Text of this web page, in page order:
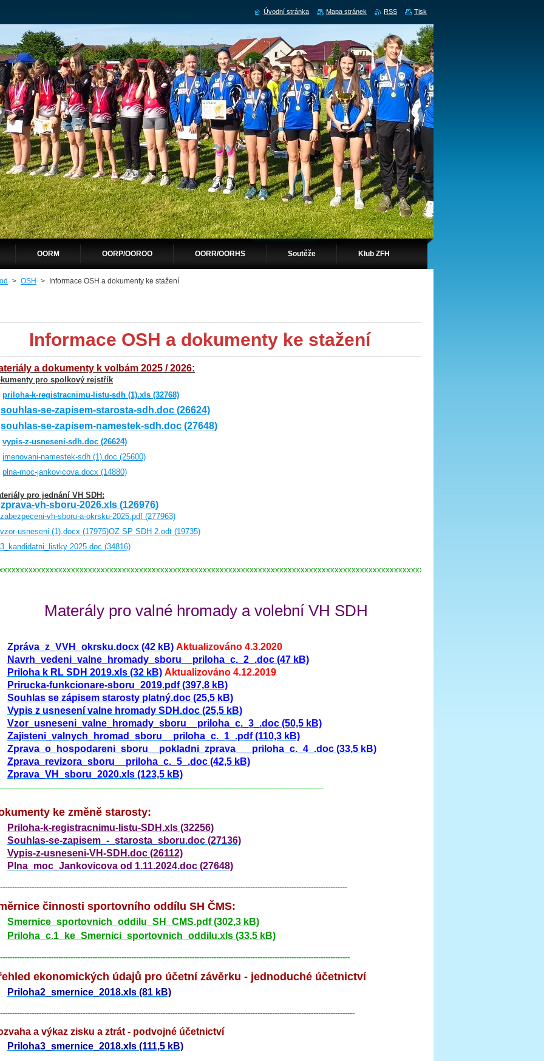
OORM OORP/OOROO OORR/OORHS Soutěže Klub ZFH
> OSH > Informace OSH a dokumenty ke stažení
Informace OSH a dokumenty ke stažení
a dokumenty k volbám 2025 / 2026:
pro spolkový rejstřík
priloha-k-registracnimu-listu-sdh (1).xls (32768)
souhlas-se-zapisem-starosta-sdh.doc (26624)
souhlas-se-zapisem-namestek-sdh.doc (27648)
vypis-z-usneseni-sdh.doc (26624)
jmenovani-namestek-sdh (1).doc (25600)
plna-moc-jankovicova.docx (14880)
pro jednání VH SDH:
zprava-vh-sboru-2026.xls (126976)
zabezpeceni-vh-sboru-a-okrsku-2025.pdf (277963)
vzor-usneseni (1).docx (17975)OZ SP SDH 2.odt (19735)
3_kandidatni_listky 2025.doc (34816)
Materály pro valné hromady a volební VH SDH
Zpráva_z_VVH_okrsku.docx (42 kB) Aktualizováno 4.3.2020
Navrh_vedeni_valne_hromady_sboru__priloha_c._2_.doc (47 kB)
Priloha k RL SDH 2019.xls (32 kB) Aktualizováno 4.12.2019
Prirucka-funkcionare-sboru_2019.pdf (397,8 kB)
Souhlas se zápisem starosty platný.doc (25,5 kB)
Vypis z usnesení valne hromady SDH.doc (25,5 kB)
Vzor_usneseni_valne_hromady_sboru__priloha_c._3_.doc (50,5 kB)
Zajisteni_valnych_hromad_sboru__priloha_c._1_.pdf (110,3 kB)
Zprava_o_hospodareni_sboru__pokladni_zprava___priloha_c._4_.doc (33,5 kB)
Zprava_revizora_sboru__priloha_c._5_.doc (42,5 kB)
Zprava_VH_sboru_2020.xls (123,5 kB)
ke změně starosty:
Priloha-k-registracnimu-listu-SDH.xls (32256)
Souhlas-se-zapisem_-_starosta_sboru.doc (27136)
Vypis-z-usneseni-VH-SDH.doc (26112)
Plna_moc_Jankovicova od 1.11.2024.doc (27648)
činnosti sportovního oddílu SH ČMS:
Smernice_sportovnich_oddilu_SH_CMS.pdf (302,3 kB)
Priloha_c.1_ke_Smernici_sportovnich_oddilu.xls (33,5 kB)
ekonomických údajů pro účetní závěrku - jednoduché účetnictví
Priloha2_smernice_2018.xls (81 kB)
a výkaz zisku a ztrát - podvojné účetnictví
Priloha3_smernice_2018.xls (111,5 kB)
Úvodní stránka Mapa stránek RSS Tisk